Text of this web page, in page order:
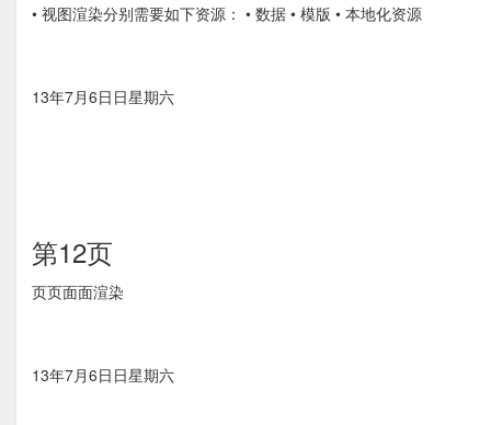
• 视图渲染分别需要如下资源： • 数据 • 模版 • 本地化资源
13年7月6⽇日星期六
第12页
⻚页⾯面渲染
13年7月6⽇日星期六